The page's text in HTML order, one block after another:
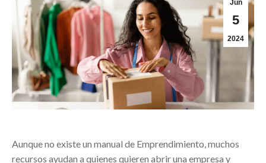
Jun
5
2024
Aunque no existe un manual de Emprendimiento, muchos
recursos ayudan a quienes quieren abrir una empresa y